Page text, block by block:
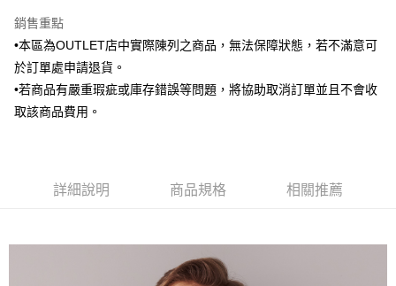
台灣樂天信用卡公司
AFTEE先享後付
相關說明
【關於「AFTEE先享後付」】
AFTEE先享後付是「在收到商品之後才付款」的支付方式。 讓您購物簡單
便利好安心！
【「AFTEE先享後付」結帳流程】
２．訂單成立數日內，您將收到繳費通知簡訊。
３．收到繳費通知簡訊後14天內，點擊此簡訊中的連結，可透過四大超商／
ATM／網路銀行／等多元方式進行付款，方視為交易完成。
每筆NT$120，滿NT$3,000(含以上)免運費
每筆NT$350，滿NT$3,500(含以上)免運費
銷售重點
•本區為OUTLET店中實際陳列之商品，無法保障狀態，若不滿意可
於訂單處申請退貨。
•若商品有嚴重瑕疵或庫存錯誤等問題，將協助取消訂單並且不會收
取該商品費用。
詳細說明 商品規格 相關推薦